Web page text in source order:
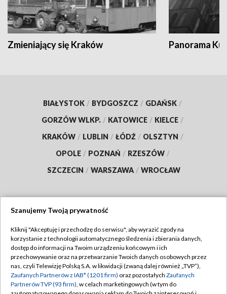
Zmieniający się Kraków Panorama
BIAŁYSTOK / BYDGOSZCZ / GDAŃSK /
GORZÓW WLKP. / KATOWICE / KIELCE /
KRAKÓW / LUBLIN / ŁÓDŹ / OLSZTYN /
OPOLE / POZNAŃ / RZESZÓW /
SZCZECIN / WARSZAWA / WROCŁAW
TVP
Abonament TVP
Emisja w TVP
Centrum informacji TVP
Regulamin TVP
Polityka prywatności
Szanujemy Twoją prywatność
Kliknij "Akceptuję i przechodzę do serwisu", aby wyrazić zgody na
korzystanie z technologii automatycznego śledzenia i zbierania danych,
dostęp do informacji na Twoim urządzeniu końcowym i ich
przechowywanie oraz na przetwarzanie Twoich danych osobowych przez
nas, czyli Telewizję Polską S.A. w likwidacji (zwaną dalej również „TVP”),
Zaufanych Partnerów z IAB* (1201 firm) oraz pozostałych Zaufanych
Partnerów TVP (93 firm), w celach marketingowych (w tym do